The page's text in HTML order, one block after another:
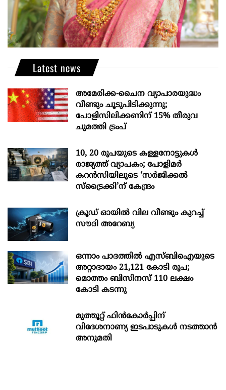
Latest news
അമേരിക്ക-ചൈന വ്യാപാരയുദ്ധം
വീണ്ടും ചൂടുപിടിക്കുന്നു;
പോളിസിലിക്കണിന് 15% തീരുവ
ചുമത്തി ട്രംപ്
10, 20 രൂപയുടെ കള്ളനോട്ടുകൾ
രാജ്യത്ത് വ്യാപകം; പോളിമർ
കറൻസിയിലൂടെ ‘സർജിക്കൽ
സ്ട്രെെക്കി’ന് കേന്ദ്രം
ക്രൂഡ് ഓയിൽ വില വീണ്ടും കുറച്ച്
സൗദി അറേബ്യ
ഒന്നാം പാദത്തിൽ എസ്ബിഐയുടെ
അറ്റാദായം 21,121 കോടി രൂപ;
മൊത്തം ബിസിനസ് 110 ലക്ഷം
കോടി കടന്നു
മുത്തൂറ്റ് ഫിൻകോർപ്പിന്
വിദേശനാണ്യ ഇടപാടുകൾ നടത്താൻ
അനുമതി